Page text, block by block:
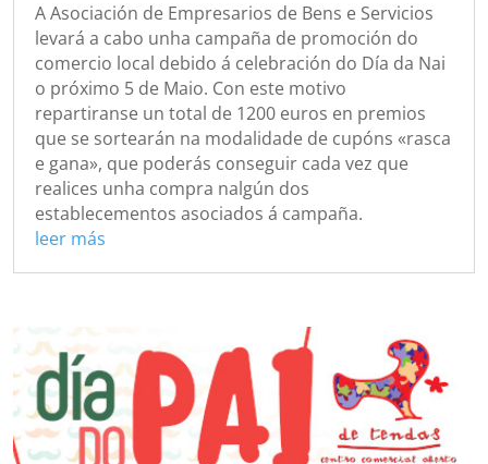
A Asociación de Empresarios de Bens e Servicios
levará a cabo unha campaña de promoción do
comercio local debido á celebración do Día da Nai
o próximo 5 de Maio. Con este motivo
repartiranse un total de 1200 euros en premios
que se sortearán na modalidade de cupóns «rasca
e gana», que poderás conseguir cada vez que
realices unha compra nalgún dos
establecementos asociados á campaña.
leer más